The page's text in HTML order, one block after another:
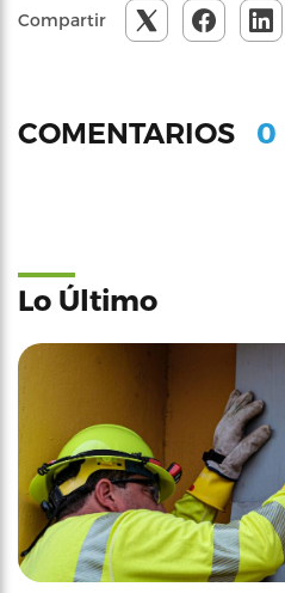
Compartir
COMENTARIOS 0
Lo Último